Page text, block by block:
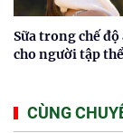
Sữa trong chế
cho người tập
CÙNG